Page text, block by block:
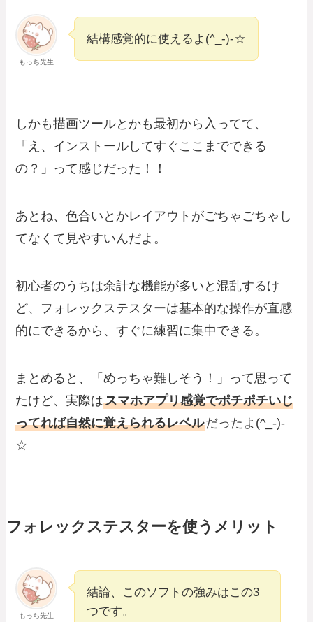
もっち先生
結構感覚的に使えるよ(^_-)-☆
しかも描画ツールとかも最初から入ってて、
「え、インストールしてすぐここまでできる
の？」って感じだった！！
あとね、色合いとかレイアウトがごちゃごちゃし
てなくて見やすいんだよ。
初心者のうちは余計な機能が多いと混乱するけ
ど、フォレックステスターは基本的な操作が直感
的にできるから、すぐに練習に集中できる。
まとめると、「めっちゃ難しそう！」って思って
たけど、実際はスマホアプリ感覚でポチポチいじ
ってれば自然に覚えられるレベルだったよ(^_-)-
☆
フォレックステスターを使うメリット
もっち先生
結論、このソフトの強みはこの3
つです。